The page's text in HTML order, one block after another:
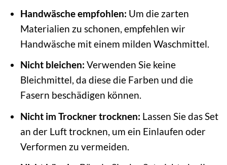
Handwäsche empfohlen: Um die zarten
Materialien zu schonen, empfehlen wir
Handwäsche mit einem milden Waschmittel.
Nicht bleichen: Verwenden Sie keine
Bleichmittel, da diese die Farben und die
Fasern beschädigen können.
Nicht im Trockner trocknen: Lassen Sie das Set
an der Luft trocknen, um ein Einlaufen oder
Verformen zu vermeiden.